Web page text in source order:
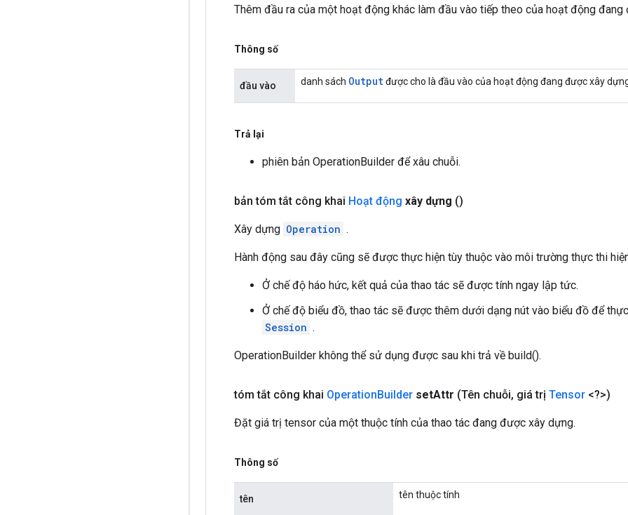
Thêm đầu ra của một hoạt động khác làm đầu vào tiếp theo của hoạt động đang
Thông số
đầu vào danh sách Outputđược cho là đầu vào của hoạt động đang được xây
Trả lại
phiên bản OperationBuilder để xâu chuỗi.
bản tóm tắt công khai Hoạt động xây dựng ()
Xây dựng Operation .
Hành động sau đây cũng sẽ được thực hiện tùy thuộc vào môi trường thực thi
Ở chế độ háo hức, kết quả của thao tác sẽ được tính ngay lập tức.
Ở chế độ biểu đồ, thao tác sẽ được thêm dưới dạng nút vào biểu đồ để
Session .
OperationBuilder không thể sử dụng được sau khi trả về build().
tóm tắt công khai OperationBuilder setAttr (Tên chuỗi, giá trị Tensor <?>)
Đặt giá trị tensor của một thuộc tính của thao tác đang được xây dựng.
Thông số
tên tên thuộc tính